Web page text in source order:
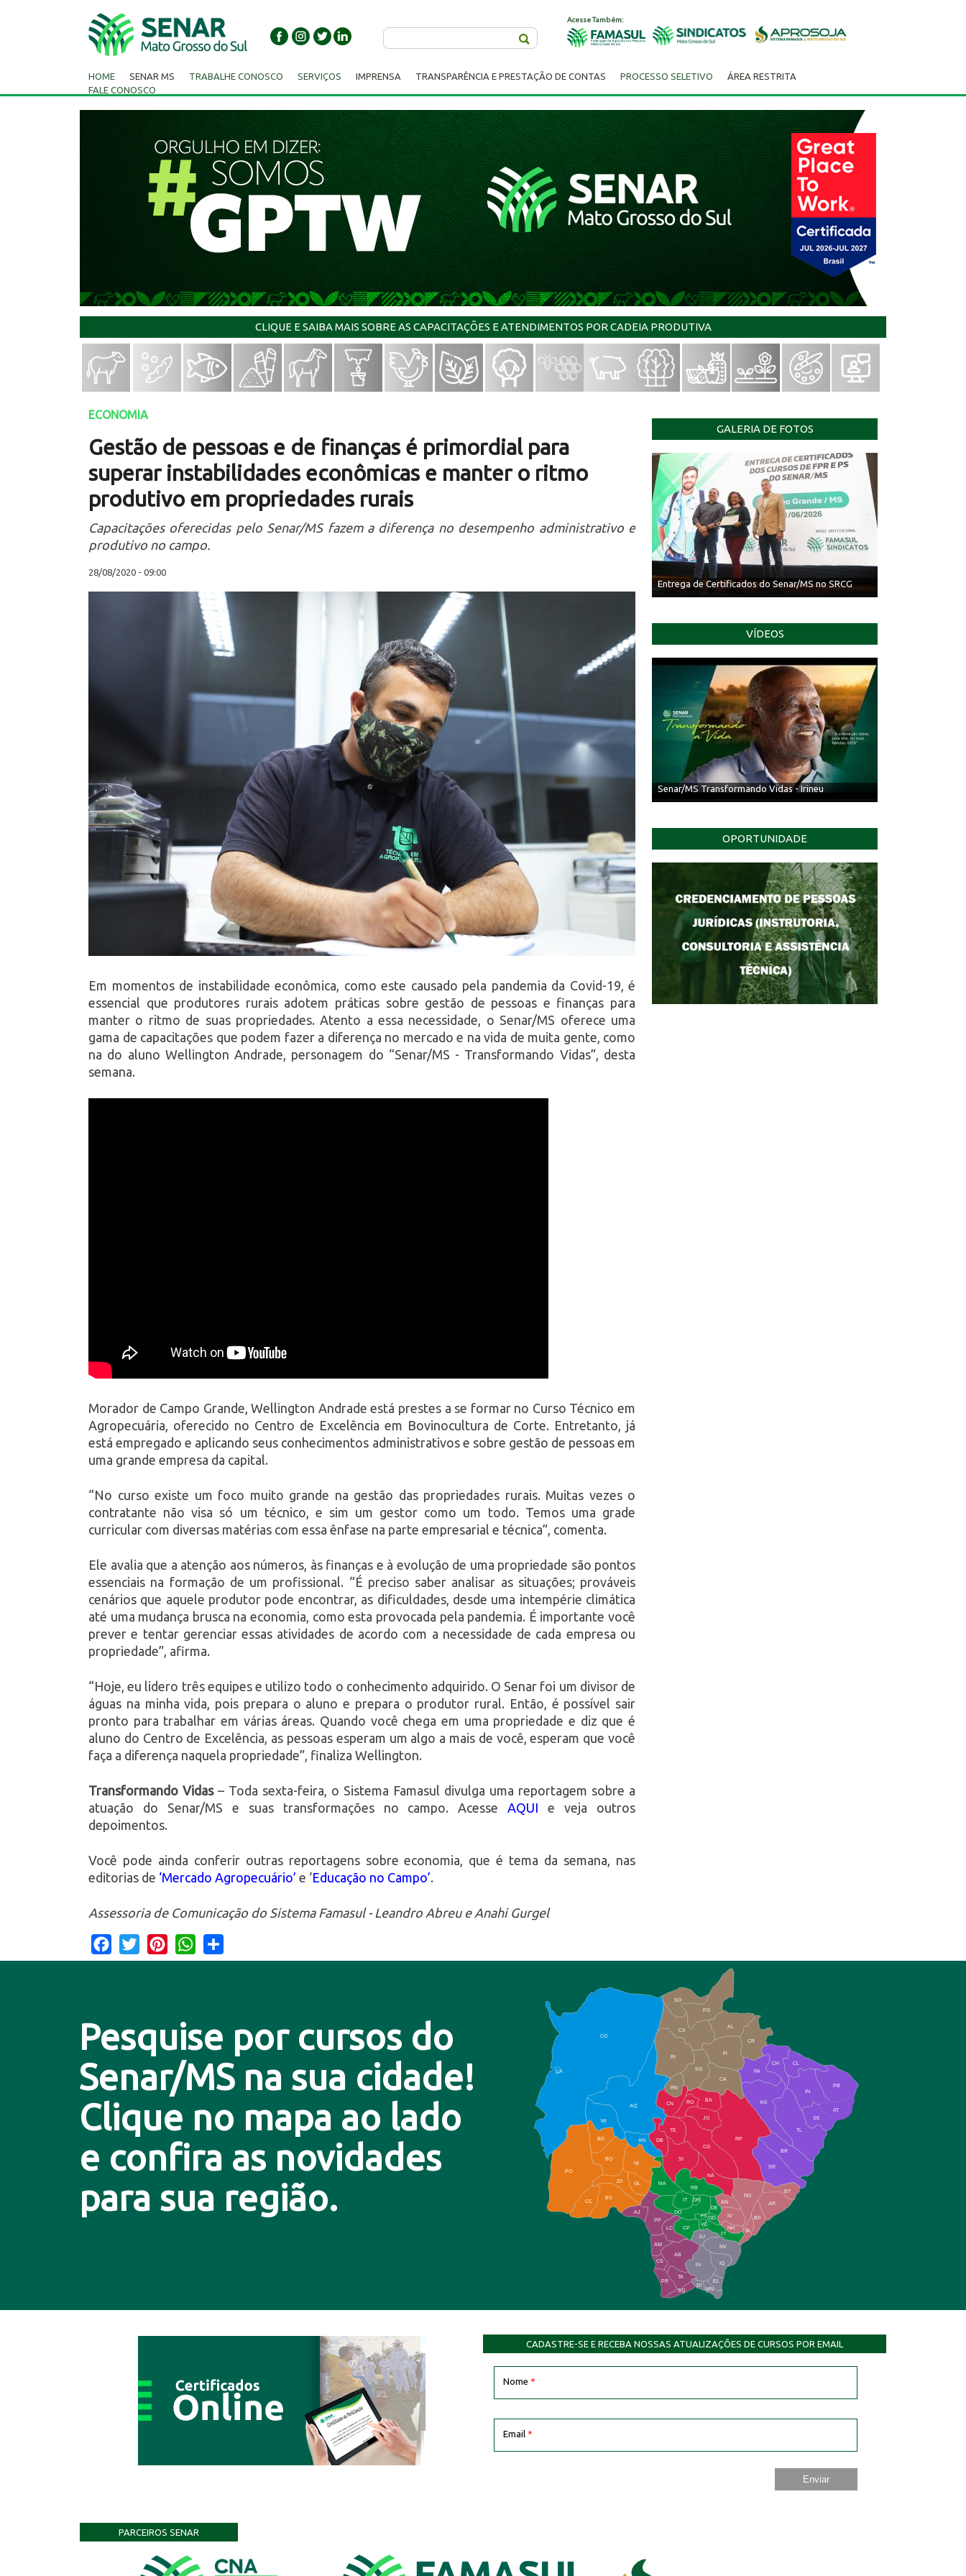
Acesse Também:
HOME SENAR MS TRABALHE CONOSCO SERVIÇOS IMPRENSA TRANSPARÊNCIA E PRESTAÇÃO DE CONTAS PROCESSO SELETIVO
ÁREA RESTRITA
FALE CONOSCO
CLIQUE E SAIBA MAIS SOBRE AS CAPACITAÇÕES E ATENDIMENTOS POR CADEIA PRODUTIVA
GALERIA DE FOTOS
Entrega de Certificados do Senar/MS no SRCG
VÍDEOS
Senar/MS Transformando Vidas - Irineu
OPORTUNIDADE
ECONOMIA
Gestão de pessoas e de finanças é primordial para
superar instabilidades econômicas e manter o ritmo
produtivo em propriedades rurais
Capacitações oferecidas pelo Senar/MS fazem a diferença no desempenho administrativo e
produtivo no campo.
28/08/2020 - 09:00
Em momentos de instabilidade econômica, como este causado pela pandemia da Covid-19, é
essencial que produtores rurais adotem práticas sobre gestão de pessoas e finanças para
manter o ritmo de suas propriedades. Atento a essa necessidade, o Senar/MS oferece uma
gama de capacitações que podem fazer a diferença no mercado e na vida de muita gente, como
na do aluno Wellington Andrade, personagem do “Senar/MS - Transformando Vidas”, desta
semana.
Morador de Campo Grande, Wellington Andrade está prestes a se formar no Curso Técnico em
Agropecuária, oferecido no Centro de Excelência em Bovinocultura de Corte. Entretanto, já
está empregado e aplicando seus conhecimentos administrativos e sobre gestão de pessoas em
uma grande empresa da capital.
“No curso existe um foco muito grande na gestão das propriedades rurais. Muitas vezes o
contratante não visa só um técnico, e sim um gestor como um todo. Temos uma grade
curricular com diversas matérias com essa ênfase na parte empresarial e técnica”, comenta.
Ele avalia que a atenção aos números, às finanças e à evolução de uma propriedade são pontos
essenciais na formação de um profissional. “É preciso saber analisar as situações; prováveis
cenários que aquele produtor pode encontrar, as dificuldades, desde uma intempérie climática
até uma mudança brusca na economia, como esta provocada pela pandemia. É importante você
prever e tentar gerenciar essas atividades de acordo com a necessidade de cada empresa ou
propriedade”, afirma.
“Hoje, eu lidero três equipes e utilizo todo o conhecimento adquirido. O Senar foi um divisor de
águas na minha vida, pois prepara o aluno e prepara o produtor rural. Então, é possível sair
pronto para trabalhar em várias áreas. Quando você chega em uma propriedade e diz que é
aluno do Centro de Excelência, as pessoas esperam um algo a mais de você, esperam que você
faça a diferença naquela propriedade”, finaliza Wellington.
Transformando Vidas– Toda sexta-feira, o Sistema Famasul divulga uma reportagem sobre a
atuação do Senar/MS e suas transformações no campo. Acesse AQUI e veja outros
depoimentos.
Você pode ainda conferir outras reportagens sobre economia, que é tema da semana, nas
editorias de ‘Mercado Agropecuário’ e ‘Educação no Campo’.
Assessoria de Comunicação do Sistema Famasul - Leandro Abreu e Anahi Gurgel
Facebook
Twitter PinterestWhatsApp
Pesquise por cursos do
Senar/MS na sua cidade!
Clique no mapa ao lado
e confira as novidades
para sua região.
CO
AQ
MI
AN
CX
RI
AL
CR
FI
SG
BA
CA
PA
CH CL
PB
SE
TL
AG
BR
SR
BT
AR
RP
RO
JG
CG
SI
NA
TA
NH
JT
RB
MA
IT
DR
DO
CP
JU
NV
IQ
EL
BD
BO
NI
JD
PO
BV
CC
PP
AJ
LC
AM
AB
JP
DB
TE
CS
PR
TA
SQ
IG
MN
IN
NO
BP
RN
CN
GL
AN
IV
FS
VC
GD
DE
AT
PG
SO
LA
CADASTRE-SE E RECEBA NOSSAS ATUALIZAÇÕES DE CURSOS POR EMAIL
Nome *
Email *
PARCEIROS SENAR